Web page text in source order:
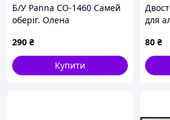
Б/У Panna СО-1460 Самей
оберіг. Олена
290 ₴
Купити
для
28 ×
80 ₴